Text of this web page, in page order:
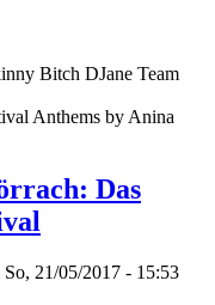
Bitch DJane Team
Anthems by Anina
Das
So, 21/05/2017 - 15:53